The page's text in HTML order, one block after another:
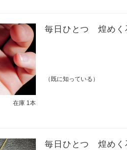
在庫 1本
毎日ひとつ 煌めく
（既に知っている）
毎日ひとつ 煌め